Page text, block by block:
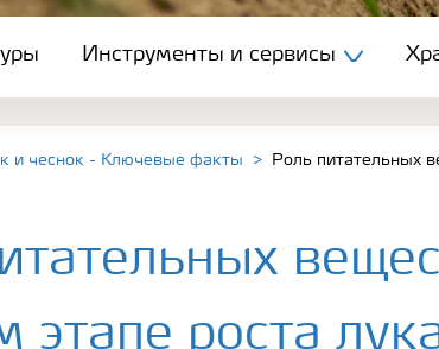
Инструменты и сервисы
и чеснок - Ключевые факты Роль питательных
этапе роста